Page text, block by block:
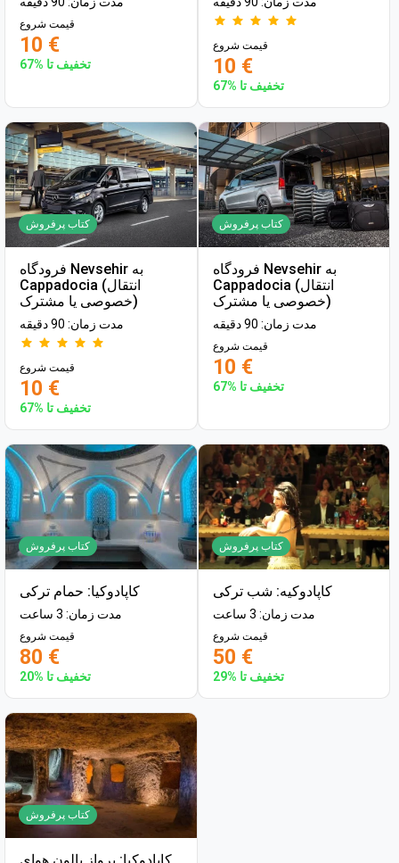
قیمت شروع
10 €
تخفیف تا %67
قیمت شروع
10 €
تخفیف تا %67
کتاب پرفروش
فرودگاه Nevsehir به
Cappadocia (انتقال
خصوصی یا مشترک)
مدت زمان: 90 دقیقه
قیمت شروع
10 €
تخفیف تا %67
کتاب پرفروش
فرودگاه Nevsehir به
Cappadocia (انتقال
خصوصی یا مشترک)
مدت زمان: 90 دقیقه
قیمت شروع
10 €
تخفیف تا %67
کتاب پرفروش
کاپادوکیا: حمام ترکی
مدت زمان: 3 ساعت
قیمت شروع
80 €
تخفیف تا %20
کتاب پرفروش
کاپادوکیه: شب ترکی
مدت زمان: 3 ساعت
قیمت شروع
50 €
تخفیف تا %29
کتاب پرفروش